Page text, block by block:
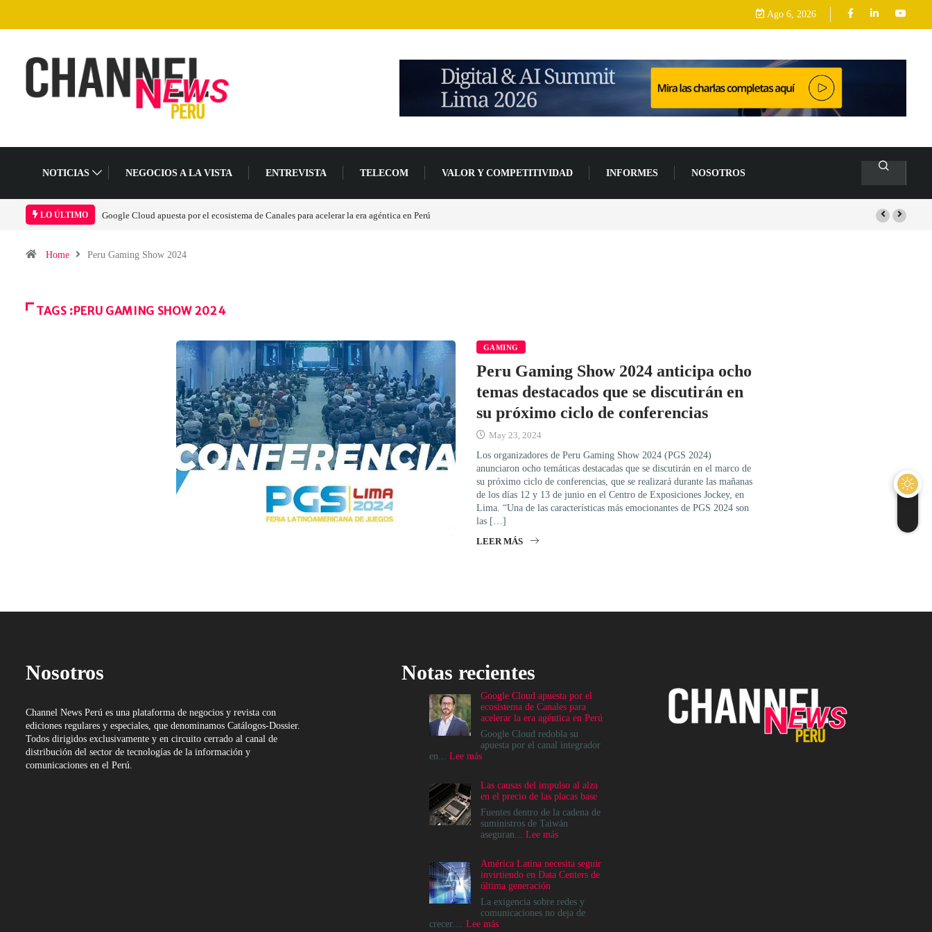
Ago 6, 2026
NOTICIAS NEGOCIOS A LA VISTA ENTREVISTA TELECOM VALOR Y COMPETITIVIDAD INFORMES NOSOTROS
LO ÚLTIMO Google Cloud apuesta por el ecosistema de Canales para acelerar la era agéntica en Perú
Home Peru Gaming Show 2024
TAGS :PERU GAMING SHOW 2024
GAMING
Peru Gaming Show 2024 anticipa ocho
temas destacados que se discutirán en
su próximo ciclo de conferencias
May 23, 2024
Los organizadores de Peru Gaming Show 2024 (PGS 2024)
anunciaron ocho temáticas destacadas que se discutirán en el marco de
su próximo ciclo de conferencias, que se realizará durante las mañanas
de los días 12 y 13 de junio en el Centro de Exposiciones Jockey, en
Lima. “Una de las características más emocionantes de PGS 2024 son
las […]
LEER MÁS
Nosotros
Channel News Perú es una plataforma de negocios y revista con
ediciones regulares y especiales, que denominamos Catálogos-Dossier.
Todos dirigidos exclusivamente y en circuito cerrado al canal de
distribución del sector de tecnologías de la información y
comunicaciones en el Perú.
Notas recientes
Google Cloud apuesta por el
ecosistema de Canales para
acelerar la era agéntica en Perú
Google Cloud redobla su
apuesta por el canal integrador
en... Lee más:
apuesta
por
el
ecosistema
de
acelerar
la
era
agéntica
en
Perú
Las causas del impulso al alza
en el precio de las placas base
Fuentes dentro de la cadena de
suministros de Taiwán
aseguran... Lee más:
del
impulso
alza
en
América Latina necesita seguir
invirtiendo en Data Centers de
última generación
La exigencia sobre redes y
comunicaciones no deja de
crecer.... Lee más: